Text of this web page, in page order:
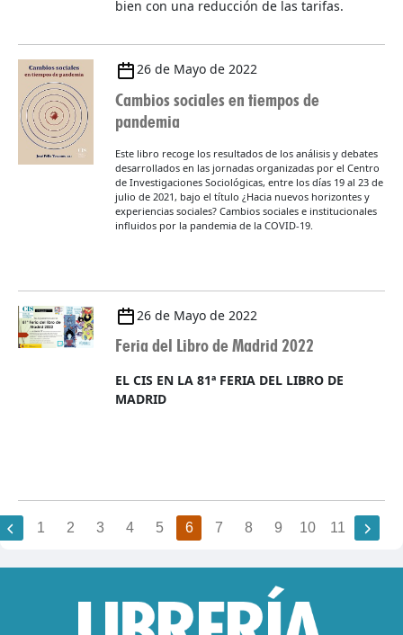
bien con una reducción de las tarifas.
26 de Mayo de 2022
Cambios sociales en tiempos de
pandemia
Este libro recoge los resultados de los análisis y debates
desarrollados en las jornadas organizadas por el Centro
de Investigaciones Sociológicas, entre los días 19 al 23 de
julio de 2021, bajo el título ¿Hacia nuevos horizontes y
experiencias sociales? Cambios sociales e institucionales
influidos por la pandemia de la COVID-19.
26 de Mayo de 2022
Feria del Libro de Madrid 2022
EL CIS EN LA 81ª FERIA DEL LIBRO DE
MADRID
1 2 3 4 5 6 7 8 9 10 11